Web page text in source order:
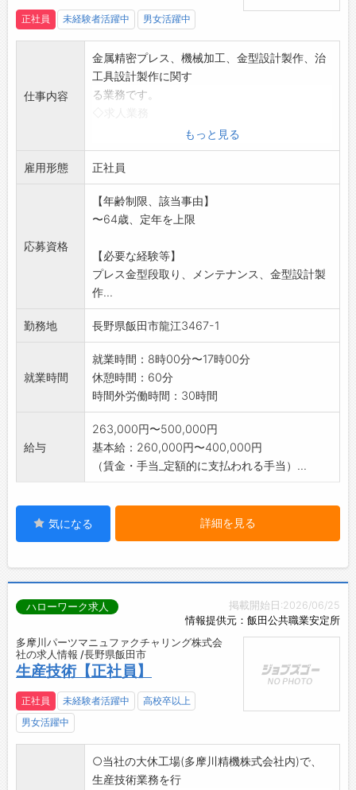
正社員 未経験者活躍中 男女活躍中
仕事内容
金属精密プレス、機械加工、金型設計製作、治
工具設計製作に関す
る業務です。
1.プレス金型段取り
2.金型のメンテ、研磨
3.機械加工(汎用・マシニングセンター・成形研
磨)
4.金型設計・組立
5.治工具設計・組立
各種資格、プレス作業主任者資格の所有者は給
与の優遇あり
能力・やる気、管理業務の適正により大幅に給
与アップします。
もっと見る
雇用形態 正社員
応募資格
【年齢制限、該当事由】
〜64歳、定年を上限
【必要な経験等】
プレス金型段取り、メンテナンス、金型設計製
作...
勤務地 長野県飯田市龍江3467-1
就業時間
就業時間：8時00分〜17時00分
休憩時間：60分
時間外労働時間：30時間
給与
263,000円〜500,000円
基本給：260,000円〜400,000円
（賃金・手当_定額的に支払われる手当）...
気になる 詳細を見る
掲載開始日:2026/06/25
情報提供元：飯田公共職業安定所
ハローワーク求人
多摩川パーツマニュファクチャリング株式会
社の求人情報 /長野県飯田市
生産技術【正社員】
正社員 未経験者活躍中
高校卒以上
男女活躍中
○当社の大休工場(多摩川精機株式会社内)で、
生産技術業務を行